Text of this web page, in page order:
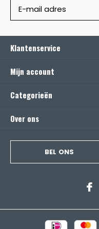
Klantenservice
Mijn account
Categorieën
Over ons
BEL ONS